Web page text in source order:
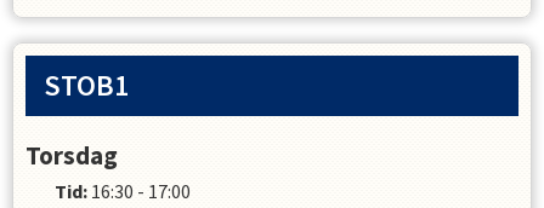
STOB1
Torsdag
Tid: 16:30 - 17:00